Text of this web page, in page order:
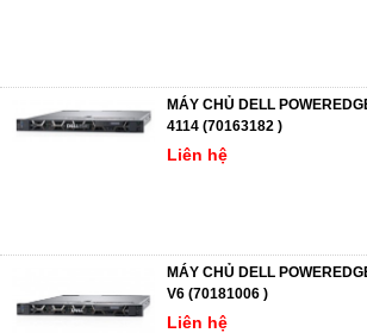
MÁY CHỦ DELL
4114 (70163182 )
Liên hệ
MÁY CHỦ DELL
V6 (70181006 )
Liên hệ